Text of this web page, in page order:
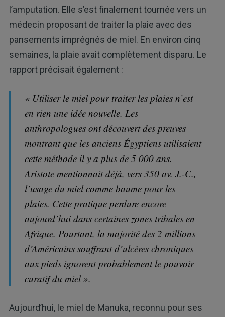
l’amputation. Elle s’est finalement tournée vers un
médecin proposant de traiter la plaie avec des
pansements imprégnés de miel. En environ cinq
semaines, la plaie avait complètement disparu. Le
rapport précisait également :
« Utiliser le miel pour traiter les plaies n’est
en rien une idée nouvelle. Les
anthropologues ont découvert des preuves
montrant que les anciens Égyptiens utilisaient
cette méthode il y a plus de 5 000 ans.
Aristote mentionnait déjà, vers 350 av. J.-C.,
l’usage du miel comme baume pour les
plaies. Cette pratique perdure encore
aujourd’hui dans certaines zones tribales en
Afrique. Pourtant, la majorité des 2 millions
d’Américains souffrant d’ulcères chroniques
aux pieds ignorent probablement le pouvoir
curatif du miel ».
Aujourd’hui, le miel de Manuka, reconnu pour ses